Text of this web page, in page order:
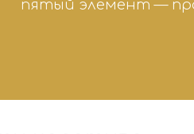
пятый элемент —